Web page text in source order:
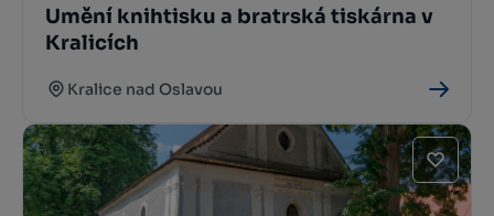
Umění knihtisku a bratrská tiskárna v
Kralicích
Kralice nad Oslavou